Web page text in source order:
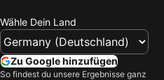
Chambarak, Gegharkunik Hotels
Gjumri, Shirak Hotels
Goris, Syunik Hotels
Wähle Dein Land
Zu Google hinzufügen
So findest du unsere Ergebnisse ganz